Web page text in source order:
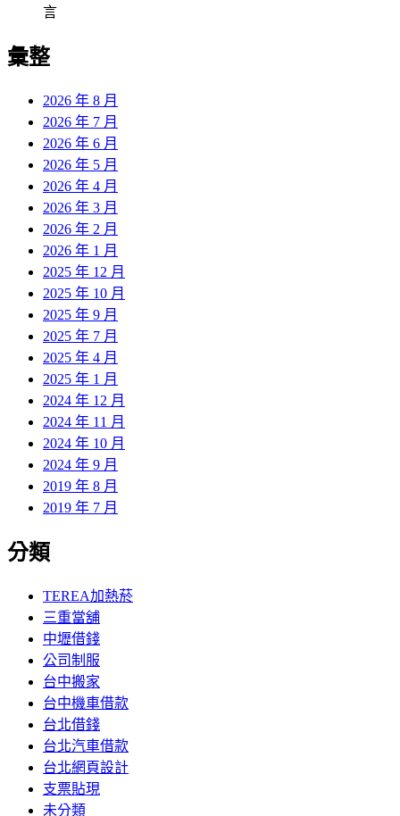
言
彙整
2026 年 8 月
2026 年 7 月
2026 年 6 月
2026 年 5 月
2026 年 4 月
2026 年 3 月
2026 年 2 月
2026 年 1 月
2025 年 12 月
2025 年 10 月
2025 年 9 月
2025 年 7 月
2025 年 4 月
2025 年 1 月
2024 年 12 月
2024 年 11 月
2024 年 10 月
2024 年 9 月
2019 年 8 月
2019 年 7 月
分類
TEREA加熱菸
三重當舖
中壢借錢
公司制服
台中搬家
台中機車借款
台北借錢
台北汽車借款
台北網頁設計
支票貼現
未分類